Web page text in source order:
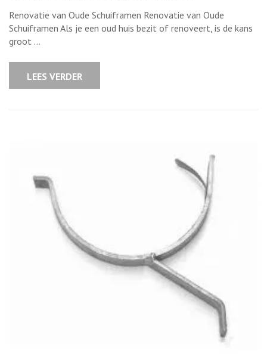
van
Oude
Schuiframen:
Behoud
Renovatie van Oude Schuiframen Renovatie van Oude
Schuiframen Als je een oud huis bezit of renoveert, is de kans
groot …
LEES VERDER